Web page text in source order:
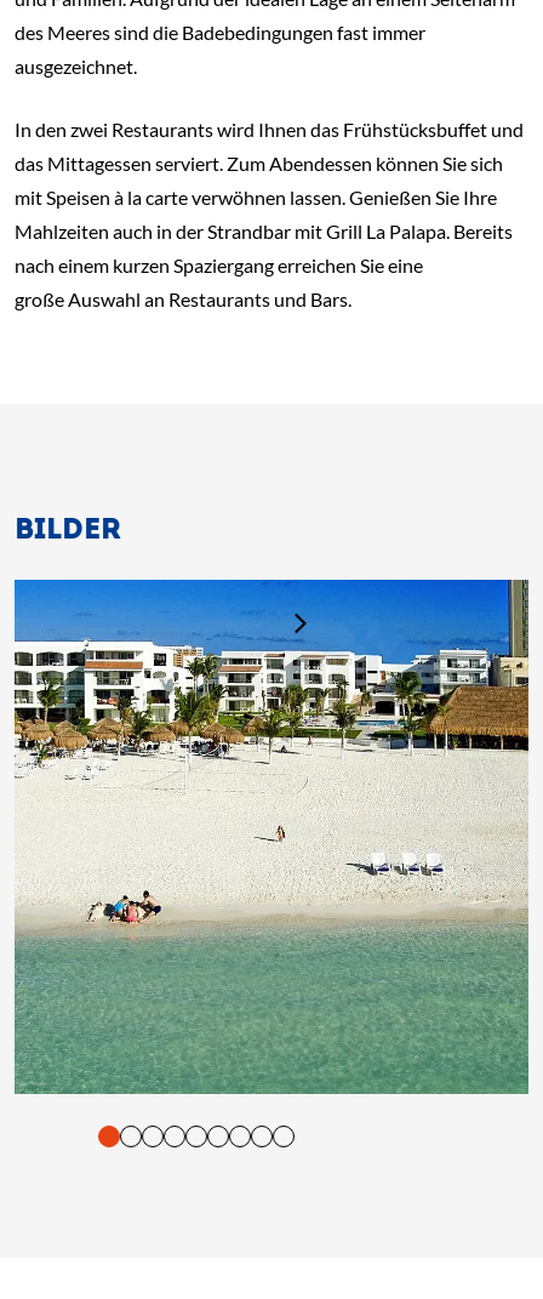
des Meeres sind die Badebedingungen fast immer
ausgezeichnet.
In den zwei Restaurants wird Ihnen das Frühstücksbuffet und
das Mittagessen serviert. Zum Abendessen können Sie sich
mit Speisen à la carte verwöhnen lassen. Genießen Sie Ihre
Mahlzeiten auch in der Strandbar mit Grill La Palapa. Bereits
nach einem kurzen Spaziergang erreichen Sie eine
große Auswahl an Restaurants und Bars.
BILDER
und Vorlesen der Inhalte mit Leertaste oder Tabulator-